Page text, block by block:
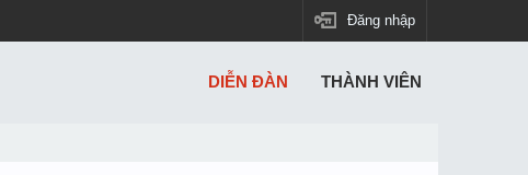
Đăng nhập
DIỄN ĐÀN THÀNH VIÊN